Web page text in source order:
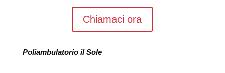
Chiamaci ora
Poliambulatorio il Sole